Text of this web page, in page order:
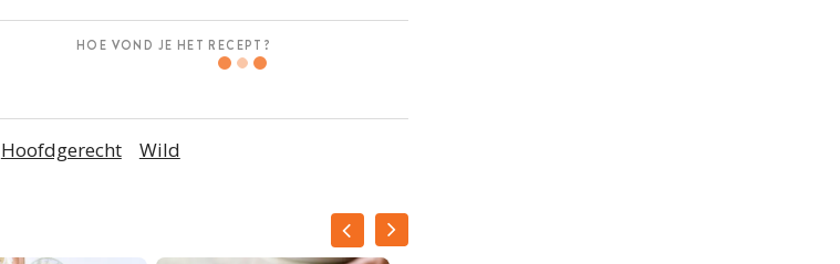
HOE VOND JE HET RECEPT?
Hoofdgerecht Wild